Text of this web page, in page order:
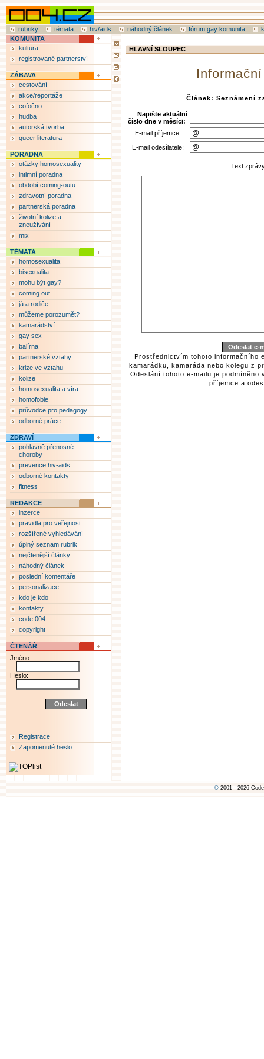
rubriky témata hiv/aids náhodný článek fórum gay komunita
HLAVNÍ SLOUPEC
Článek: Seznámení
Napište aktuální
číslo dne v měsíci:
E-mail příjemce:
E-mail odesílatele:
Text
Prostřednictvím tohoto informačního
kamarádku, kamaráda nebo kolegu z
Odeslání tohoto e-mailu je podmíněno
příjemce a
KOMUNITA
kultura
registrované partnerství
ZÁBAVA
cestování
akce/reportáže
cofočno
hudba
autorská tvorba
queer literatura
PORADNA
otázky homosexuality
intimní poradna
období coming-outu
zdravotní poradna
partnerská poradna
životní kolize a
zneužívání
mix
TÉMATA
homosexualita
bisexualita
mohu být gay?
coming out
já a rodiče
můžeme porozumět?
kamarádství
gay sex
balírna
partnerské vztahy
krize ve vztahu
kolize
homosexualita a víra
homofobie
průvodce pro pedagogy
odborné práce
ZDRAVÍ
pohlavně přenosné
choroby
prevence hiv-aids
odborné kontakty
fitness
REDAKCE
inzerce
pravidla pro veřejnost
rozšířené vyhledávání
úplný seznam rubrik
nejčtenější články
náhodný článek
poslední komentáře
personalizace
kdo je kdo
kontakty
code 004
copyright
ČTENÁŘ
Jméno:
Heslo:
Registrace
Zapomenuté heslo
© 2001 - 2026